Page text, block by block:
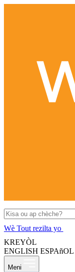
Wè Tout rezilta yo
KREYÒL
ENGLISH ESPAñOL
Meni